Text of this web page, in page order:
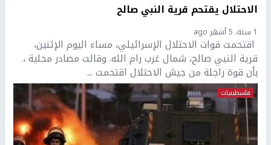
الاحتلال يقتحم قرية النبي صالح
1 سنة، 5 أشهر ago
اقتحمت قوات الاحتلال الإسرائيلي، مساء اليوم الإثنين،
قرية النبي صالح، شمال غرب رام الله. وقالت مصادر محلية ،
بأن قوة راجلة من جيش الاحتلال اقتحمت ...
فلسطينيات